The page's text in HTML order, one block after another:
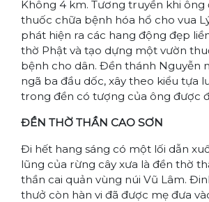
Không 4 km. Tương truyền khi ông
thuốc chữa bệnh hóa hổ cho vua
phát hiện ra các hang động đẹp
thờ Phật và tạo dựng một vườn
bệnh cho dân. Đền thánh Nguyễn
ngã ba đầu dốc, xây theo kiểu tựa
trong đền có tượng của ông được
ĐỀN THỜ THẦN CAO SƠN
Đi hết hang sáng có một lối dẫn
lũng của rừng cây xưa là đền thờ
thần cai quản vùng núi Vũ Lâm.
thưở còn hàn vi đã được mẹ đưa